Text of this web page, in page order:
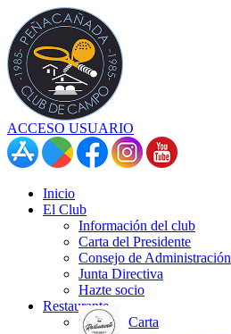
ACCESO USUARIO
Inicio
El Club
Información del club
Carta del Presidente
Consejo de Administración
Junta Directiva
Hazte socio
Restaurante
Carta